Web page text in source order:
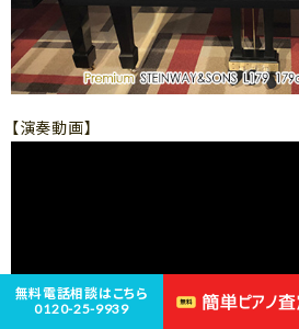
【演奏動画】
無料電話相談はこちら
0120-25-9939